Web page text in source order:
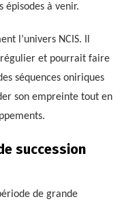
épisodes à venir.
l’univers NCIS. Il
et pourrait faire
séquences oniriques
son empreinte tout en
succession
de grande